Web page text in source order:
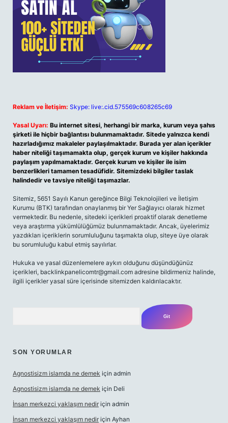
Reklam ve İletişim: Skype: live:.cid.575569c608265c69
Yasal Uyarı: Bu internet sitesi, herhangi bir marka, kurum veya şahıs
şirketi ile hiçbir bağlantısı bulunmamaktadır. Sitede yalnızca kendi
hazırladığımız makaleler paylaşılmaktadır. Burada yer alan içerikler
haber niteliği taşımamakta olup, gerçek kurum ve kişiler hakkında
paylaşım yapılmamaktadır. Gerçek kurum ve kişiler ile isim
benzerlikleri tamamen tesadüfidir. Sitemizdeki bilgiler taslak
halindedir ve tavsiye niteliği taşımazlar.
Sitemiz, 5651 Sayılı Kanun gereğince Bilgi Teknolojileri ve İletişim
Kurumu (BTK) tarafından onaylanmış bir Yer Sağlayıcı olarak hizmet
vermektedir. Bu nedenle, sitedeki içerikleri proaktif olarak denetleme
veya araştırma yükümlülüğümüz bulunmamaktadır. Ancak, üyelerimiz
yazdıkları içeriklerin sorumluluğunu taşımakta olup, siteye üye olarak
bu sorumluluğu kabul etmiş sayılırlar.
Hukuka ve yasal düzenlemelere aykırı olduğunu düşündüğünüz
içerikleri, backlinkpanelicomtr@gmail.com adresine bildirmeniz halinde,
ilgili içerikler yasal süre içerisinde sitemizden kaldırılacaktır.
SON YORUMLAR
Agnostisizm islamda ne demek için admin
Agnostisizm islamda ne demek için Deli
İnsan merkezci yaklaşım nedir için admin
İnsan merkezci yaklaşım nedir için Ayhan